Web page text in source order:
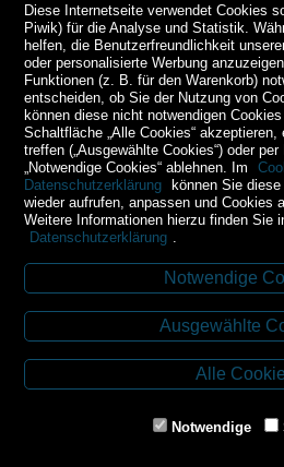
Kontakt
Budweiser
3943
Tel.: 02853/
E-Mail:
Diese Internetseite verwendet Cookies
Piwik) für die Analyse und Statistik.
helfen, die Benutzerfreundlichkeit
oder personalisierte Werbung
Funktionen (z. B. für den Warenkorb)
entscheiden, ob Sie der Nutzung von
können diese nicht notwendigen
Schaltfläche „Alle Cookies“
treffen („Ausgewählte Cookies“) oder
„Notwendige Cookies“ ablehnen. Im
Datenschutzerklärung können Sie
wieder aufrufen, anpassen und Cookies
Weitere Informationen hierzu finden Sie
Datenschutzerklärung
Notwendige
Ausgewählte
Alle
Notwendige